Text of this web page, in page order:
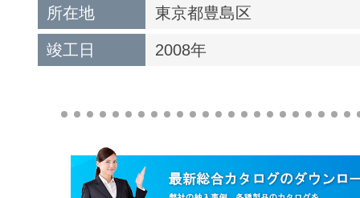
所在地 東京都豊島区
竣工日 2008年